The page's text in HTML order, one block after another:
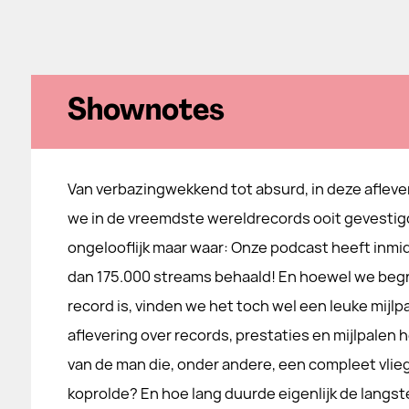
Shownotes
Van verbazingwekkend tot absurd, in deze
we in de vreemdste wereldrecords ooit
ongelooflijk maar waar: Onze podcast heeft
dan 175.000 streams behaald! En hoewel we
record is, vinden we het toch wel een leuke
aflevering over records, prestaties en mijlpalen
van de man die, onder andere, een compleet
koprolde? En hoe lang duurde eigenlijk de